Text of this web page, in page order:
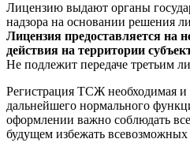
Лицензию выдают органы
надзора на основании решения
Лицензия предоставляется на
действия на территории
Не подлежит передаче третьим
Регистрация ТСЖ необходимая и
дальнейшего нормального
оформлении важно соблюдать
будущем избежать всевозможных